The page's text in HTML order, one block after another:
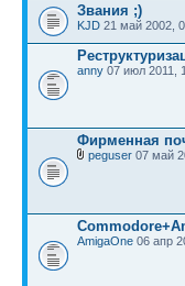
Звания ;)
KJD 21 май 2002,
anny 07 июл 2011,
Фирменная
peguser 07 май
AmigaOne 06 апр